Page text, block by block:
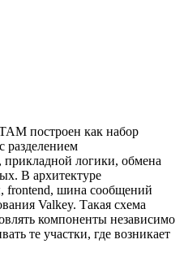
построен как набор
разделением
прикладной логики, обмена
В архитектуре
frontend, шина сообщений
Valkey. Такая схема
компоненты независимо
те участки, где возникает